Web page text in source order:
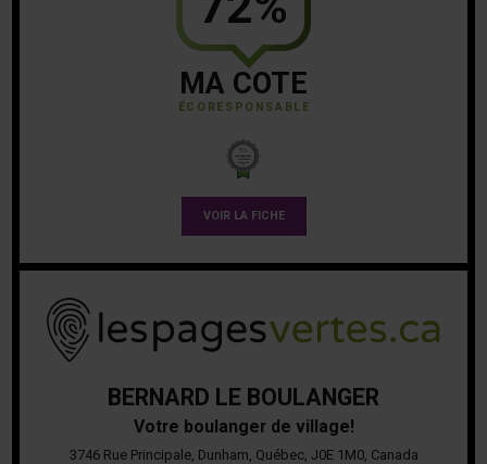
MA COTE
ÉCORESPONSABLE
VOIR LA FICHE
BERNARD LE BOULANGER
Votre boulanger de village!
3746 Rue Principale, Dunham, Québec, J0E 1M0, Canada